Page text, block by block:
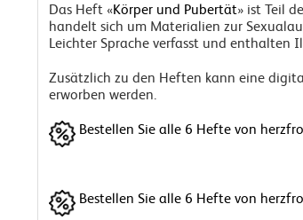
Das Heft «Körper und Pubertät» ist Teil
handelt sich um Materialien zur
Leichter Sprache verfasst und enthalten
Zusätzlich zu den Heften kann eine
erworben werden.
Bestellen Sie alle 6 Hefte von
Bestellen Sie alle 6 Hefte von